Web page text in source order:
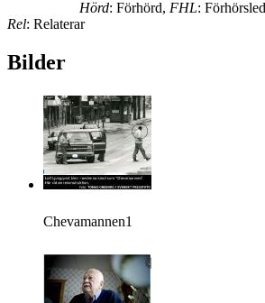
Hörd: Förhörd, FHL:
Rel: Relaterar
Bilder
Chevamannen1